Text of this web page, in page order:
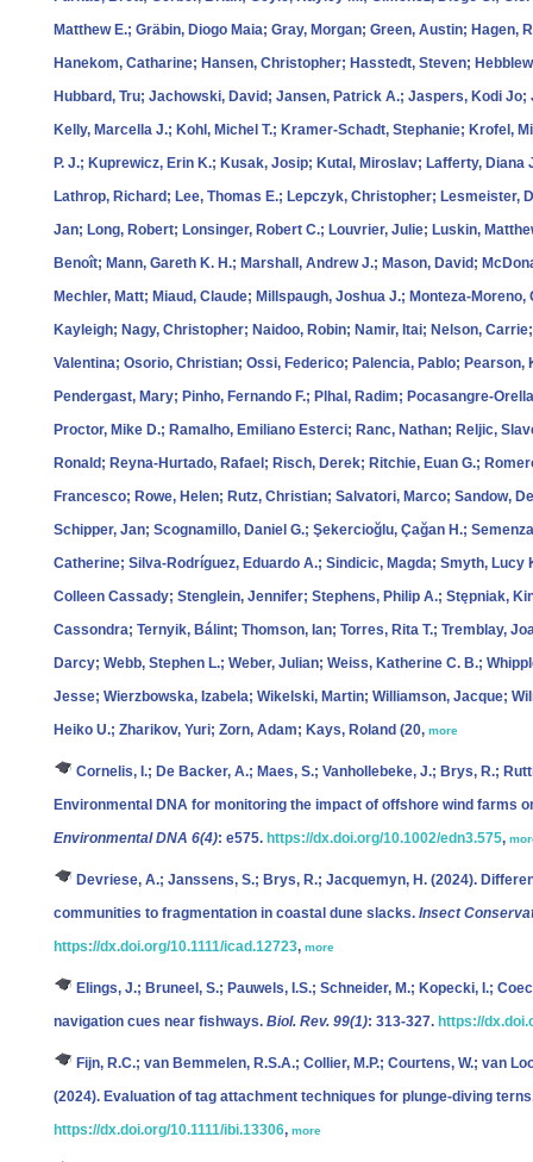
Matthew E.; Gräbin, Diogo Maia; Gray, Morgan; Green, Austin;
Hanekom, Catharine; Hansen, Christopher; Hasstedt, Steven;
Hubbard, Tru; Jachowski, David; Jansen, Patrick A.; Jaspers, Kodi
Kelly, Marcella J.; Kohl, Michel T.; Kramer-Schadt, Stephanie; Krofel,
P. J.; Kuprewicz, Erin K.; Kusak, Josip; Kutal, Miroslav; Lafferty,
Lathrop, Richard; Lee, Thomas E.; Lepczyk, Christopher; Lesmeister,
Jan; Long, Robert; Lonsinger, Robert C.; Louvrier, Julie; Luskin,
Benoît; Mann, Gareth K. H.; Marshall, Andrew J.; Mason, David;
Mechler, Matt; Miaud, Claude; Millspaugh, Joshua J.; Monteza-
Kayleigh; Nagy, Christopher; Naidoo, Robin; Namir, Itai; Nelson, Carrie;
Valentina; Osorio, Christian; Ossi, Federico; Palencia, Pablo;
Pendergast, Mary; Pinho, Fernando F.; Plhal, Radim; Pocasangre-
Proctor, Mike D.; Ramalho, Emiliano Esterci; Ranc, Nathan; Reljic,
Ronald; Reyna-Hurtado, Rafael; Risch, Derek; Ritchie, Euan G.;
Francesco; Rowe, Helen; Rutz, Christian; Salvatori, Marco; Sandow,
Schipper, Jan; Scognamillo, Daniel G.; Şekercioğlu, Çağan H.;
Catherine; Silva-Rodríguez, Eduardo A.; Sindicic, Magda; Smyth,
Colleen Cassady; Stenglein, Jennifer; Stephens, Philip A.; Stępniak,
Cassondra; Ternyik, Bálint; Thomson, Ian; Torres, Rita T.; Tremblay,
Darcy; Webb, Stephen L.; Weber, Julian; Weiss, Katherine C. B.;
Jesse; Wierzbowska, Izabela; Wikelski, Martin; Williamson, Jacque;
Heiko U.; Zharikov, Yuri; Zorn, Adam; Kays, Roland (20, more
Cornelis, I.; De Backer, A.; Maes, S.; Vanhollebeke, J.; Brys, R.;
Environmental DNA for monitoring the impact of offshore wind farms
Environmental DNA 6(4): e575. https://dx.doi.org/10.1002/edn3.575,
Devriese, A.; Janssens, S.; Brys, R.; Jacquemyn, H. (2024).
communities to fragmentation in coastal dune slacks. Insect
https://dx.doi.org/10.1111/icad.12723, more
Elings, J.; Bruneel, S.; Pauwels, I.S.; Schneider, M.; Kopecki, I.;
navigation cues near fishways. Biol. Rev. 99(1): 313-327. https://
Fijn, R.C.; van Bemmelen, R.S.A.; Collier, M.P.; Courtens, W.; van
(2024). Evaluation of tag attachment techniques for plunge-diving
https://dx.doi.org/10.1111/ibi.13306, more